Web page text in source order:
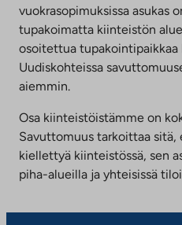
vuokrasopimuksissa asukas
tupakoimatta kiinteistön
osoitettua
Uudiskohteissa
aiemmin.
Osa kiinteistöistämme on
Savuttomuus tarkoittaa
kiellettyä kiinteistössä, sen
piha-alueilla ja yhteisissä